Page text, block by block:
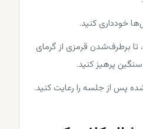
خودداری کنید.
برطرف‌شدن قرمزی از گرمای
پرهیز کنید.
پس از جلسه را رعایت کنید.